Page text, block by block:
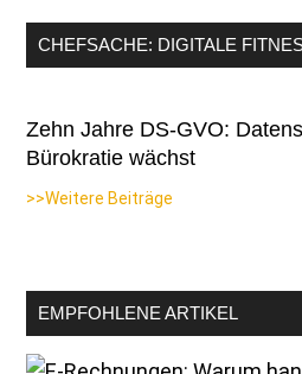
CHEFSACHE: DIGITALE
Zehn Jahre DS-GVO:
Bürokratie wächst
>>Weitere Beiträge
EMPFOHLENE ARTIKEL